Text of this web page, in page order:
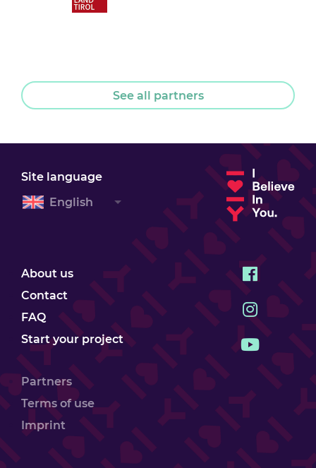
See all partners
Site language
English
About us
Contact
FAQ
Start your project
Partners
Terms of use
Imprint